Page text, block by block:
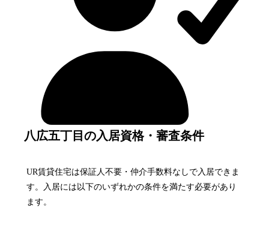
八広五丁目の入居資格・審査条件
UR賃貸住宅は保証人不要・仲介手数料なしで入居できま
す。入居には以下のいずれかの条件を満たす必要があり
ます。